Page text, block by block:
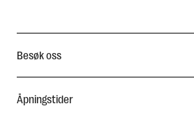
Besøk oss
Åpningstider